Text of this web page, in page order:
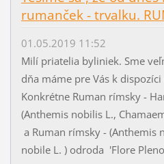
rumanček - trvalku.
01.05.2019 11:52
Milí priatelia byliniek. Sme
dňa máme pre Vás k
Konkrétne Ruman rímsky -
(Anthemis nobilis L.,
a Ruman rímsky - (Anthemis
nobile L. ) odroda 'Flore